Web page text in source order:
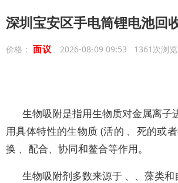
深圳宝安区手电筒锂电池回
价格： 面议 2026-08-09 09:53 1361次浏览
生物吸附是指用生物质对金属离子
用具体特性的生物质 (活的 、死的或
换 、配合、协同和鳌合等作用。
生物吸附剂多数来源于 、、藻类